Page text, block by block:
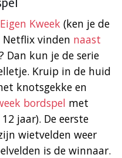
Eigen Kweek (ken je de
Netflix vinden naast
Dan kun je de serie
Kruip in de huid
knotsgekke en
bordspel met
jaar). De eerste
wietvelden weer
is de winnaar.